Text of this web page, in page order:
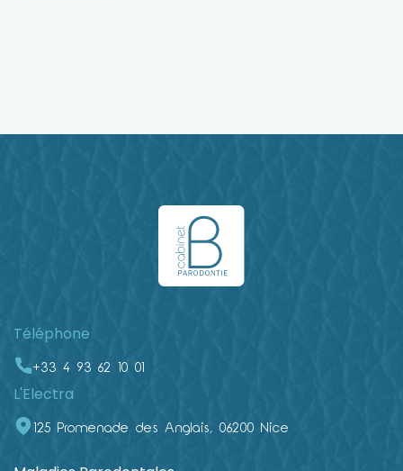
Téléphone
+33 4 93 62 10 01
L'Electra
125 Promenade des Anglais, 06200 Nice